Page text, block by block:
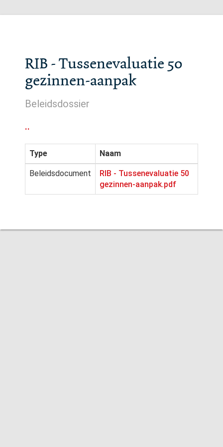
RIB - Tussenevaluatie 50
gezinnen-aanpak
Beleidsdossier
..
Type Naam
Beleidsdocument
RIB - Tussenevaluatie 50
gezinnen-aanpak.pdf